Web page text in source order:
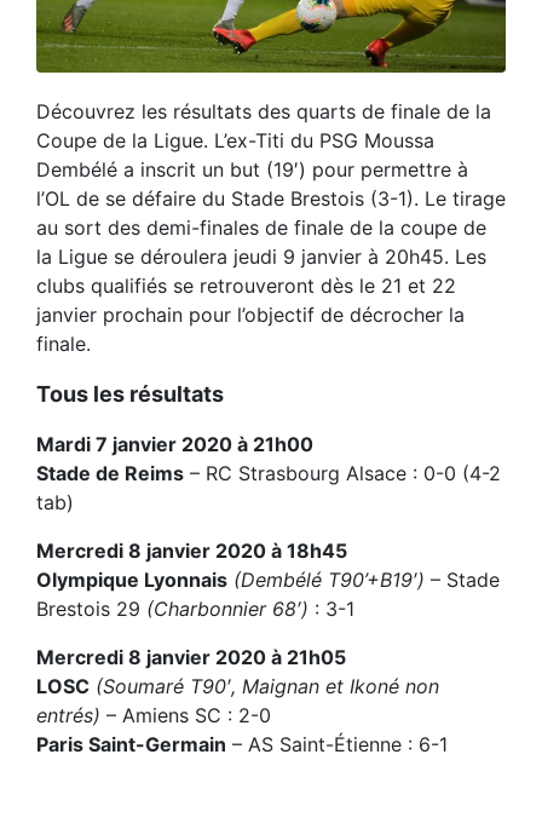
Découvrez les résultats des quarts de finale de la
Coupe de la Ligue. L’ex-Titi du PSG Moussa
Dembélé a inscrit un but (19′) pour permettre à
l’OL de se défaire du Stade Brestois (3-1). Le tirage
au sort des demi-finales de finale de la coupe de
la Ligue se déroulera jeudi 9 janvier à 20h45. Les
clubs qualifiés se retrouveront dès le 21 et 22
janvier prochain pour l’objectif de décrocher la
finale.
Tous les résultats
Mardi 7 janvier 2020 à 21h00
Stade de Reims – RC Strasbourg Alsace : 0-0 (4-2
tab)
Mercredi 8 janvier 2020 à 18h45
Olympique Lyonnais (Dembélé T90’+B19′) – Stade
Brestois 29 (Charbonnier 68′) : 3-1
Mercredi 8 janvier 2020 à 21h05
LOSC (Soumaré T90′, Maignan et Ikoné non
entrés) – Amiens SC : 2-0
Paris Saint-Germain – AS Saint-Étienne : 6-1